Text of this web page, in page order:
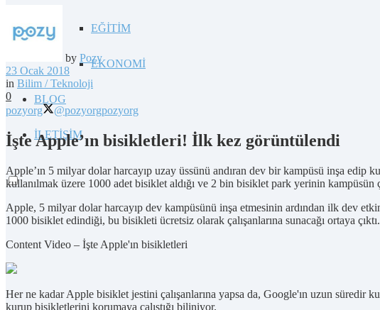
EĞİTİM
EKONOMİ
BLOG
İLETİŞİM
by Pozy
23 Ocak 2018
in Bilim / Teknoloji
0
pozyorg
@pozyorgpozyorg
İşte Apple’ın bisikletleri! İlk kez görüntülendi
Apple’ın 5 milyar dolar harcayıp uzay üssünü andıran dev bir kampüsü inşa edip
kullanılmak üzere 1000 adet bisiklet aldığı ve 2 bin bisiklet park yerinin kampüsün
Apple, 5 milyar dolar harcayıp dev kampüsünü inşa etmesinin ardından ilk dev
1000 bisiklet edindiği, bu bisikleti ücretsiz olarak çalışanlarına sunacağı ortaya
Content Video – İşte Apple'ın bisikletleri
Her ne kadar Apple bisiklet jestini çalışanlarına yapsa da, Google'ın uzun süredir
kurup bisikletlerini korumaya çalıştığı biliniyor.